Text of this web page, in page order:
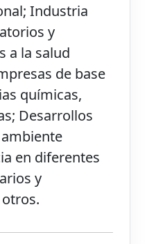
Industria
y
a la salud
de base
químicas,
Desarrollos
en diferentes
y